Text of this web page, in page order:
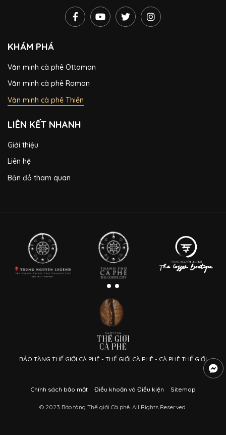
KHÁM PHÁ
Văn minh cà phê Ottoman
Văn minh cà phê Roman
Văn minh cà phê Thiền
LIÊN KẾT NHANH
Giới thiệu
Liên hệ
Bản đồ tham quan
© 2023 Bảo tàng Thế giới Cà phê. All Rights Reserved.
Chính sách bảo mật Điều khoản và Điều kiện Sitemap
BẢO TÀNG THẾ GIỚI CÀ PHÊ - THẾ GIỚI CÀ PHÊ - CÀ PHÊ THẾ GIỚI